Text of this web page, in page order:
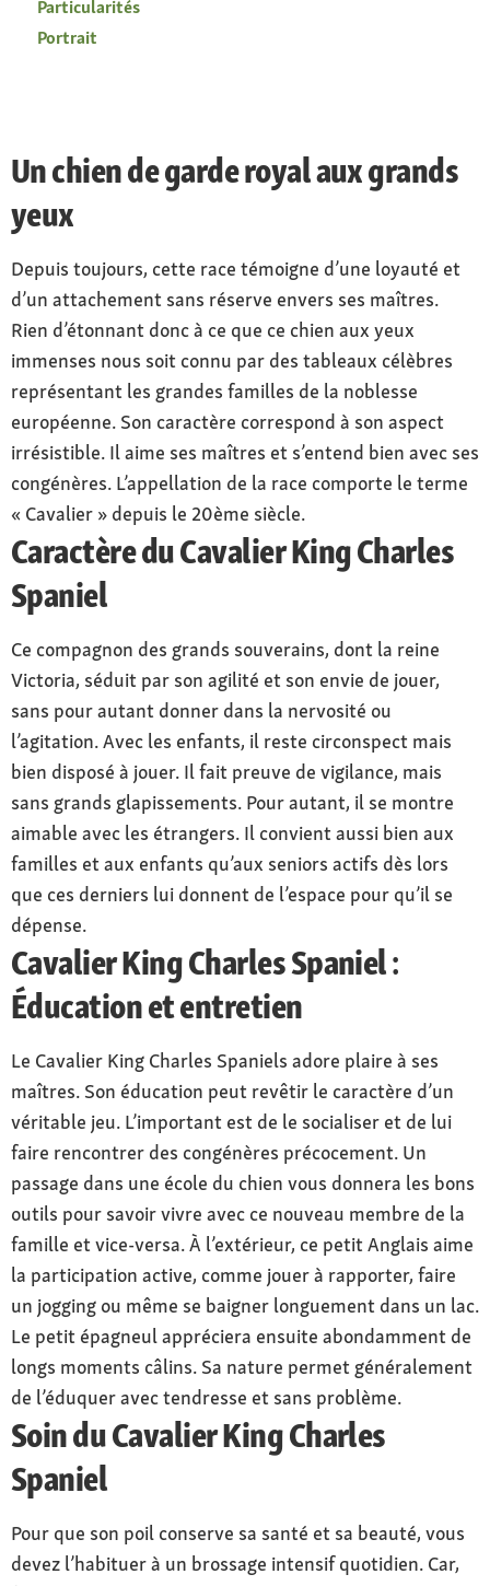
Particularités
Portrait
Un chien de garde royal aux grands
yeux
Depuis toujours, cette race témoigne d’une loyauté et
d’un attachement sans réserve envers ses maîtres.
Rien d’étonnant donc à ce que ce chien aux yeux
immenses nous soit connu par des tableaux célèbres
représentant les grandes familles de la noblesse
européenne. Son caractère correspond à son aspect
irrésistible. Il aime ses maîtres et s’entend bien avec ses
congénères. L’appellation de la race comporte le terme
« Cavalier » depuis le 20ème siècle.
Caractère du Cavalier King Charles
Spaniel
Ce compagnon des grands souverains, dont la reine
Victoria, séduit par son agilité et son envie de jouer,
sans pour autant donner dans la nervosité ou
l’agitation. Avec les enfants, il reste circonspect mais
bien disposé à jouer. Il fait preuve de vigilance, mais
sans grands glapissements. Pour autant, il se montre
aimable avec les étrangers. Il convient aussi bien aux
familles et aux enfants qu’aux seniors actifs dès lors
que ces derniers lui donnent de l’espace pour qu’il se
dépense.
Cavalier King Charles Spaniel :
Éducation et entretien
Le Cavalier King Charles Spaniels adore plaire à ses
maîtres. Son éducation peut revêtir le caractère d’un
véritable jeu. L’important est de le socialiser et de lui
faire rencontrer des congénères précocement. Un
passage dans une école du chien vous donnera les bons
outils pour savoir vivre avec ce nouveau membre de la
famille et vice-versa. À l’extérieur, ce petit Anglais aime
la participation active, comme jouer à rapporter, faire
un jogging ou même se baigner longuement dans un lac.
Le petit épagneul appréciera ensuite abondamment de
longs moments câlins. Sa nature permet généralement
de l’éduquer avec tendresse et sans problème.
Soin du Cavalier King Charles
Spaniel
Pour que son poil conserve sa santé et sa beauté, vous
devez l’habituer à un brossage intensif quotidien. Car,